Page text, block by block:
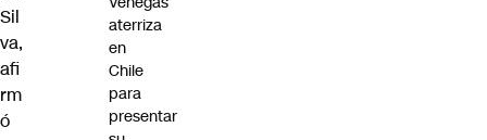
Sil
va,
afi
rm
ó
aterriza
en
Chile
para
presentar